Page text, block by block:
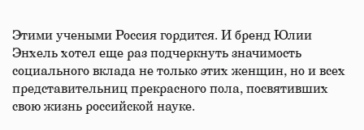
Этими учеными Россия гордится. И бренд Юлии
Энхель хотел еще раз подчеркнуть значимость
социального вклада не только этих женщин, но и всех
представительниц прекрасного пола, посвятивших
свою жизнь российской науке.